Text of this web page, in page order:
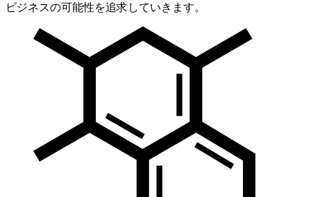
ビジネスの可能性を追求していきます。